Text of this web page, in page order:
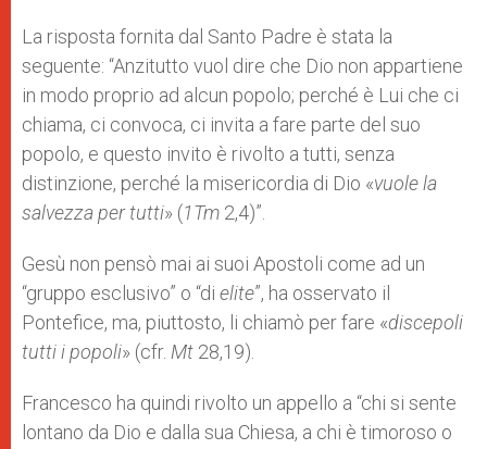
La risposta fornita dal Santo Padre è stata la
seguente: “Anzitutto vuol dire che Dio non appartiene
in modo proprio ad alcun popolo; perché è Lui che ci
chiama, ci convoca, ci invita a fare parte del suo
popolo, e questo invito è rivolto a tutti, senza
distinzione, perché la misericordia di Dio «vuole la
salvezza per tutti» (1Tm 2,4)”.
Gesù non pensò mai ai suoi Apostoli come ad un
“gruppo esclusivo” o “di elite”, ha osservato il
Pontefice, ma, piuttosto, li chiamò per fare «discepoli
tutti i popoli» (cfr. Mt 28,19).
Francesco ha quindi rivolto un appello a “chi si sente
lontano da Dio e dalla sua Chiesa, a chi è timoroso o